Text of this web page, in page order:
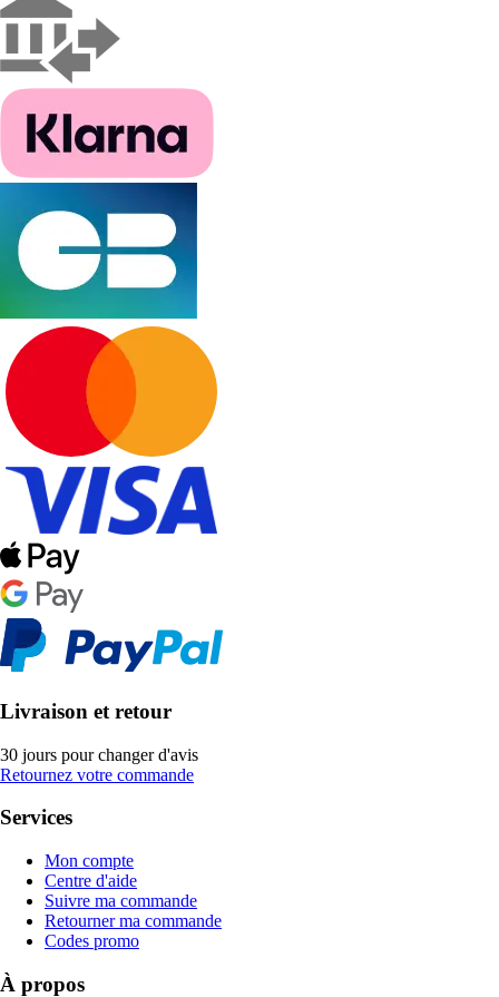
Livraison et retour
30 jours pour changer d'avis
Retournez votre commande
Services
Mon compte
Centre d'aide
Suivre ma commande
Retourner ma commande
Codes promo
À propos